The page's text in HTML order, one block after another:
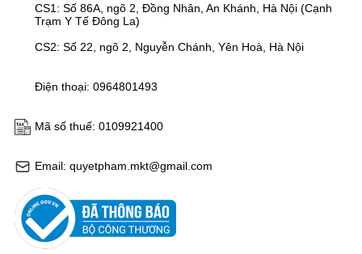
Email: quyetpham.mkt@gmail.com
Mã số thuế: 0109921400
Điện thoại: 0964801493
CS1: Số 86A, ngõ 2, Đồng Nhân, An Khánh, Hà Nội (Cạnh
Trạm Y Tế Đông La)
CS2: Số 22, ngõ 2, Nguyễn Chánh, Yên Hoà, Hà Nội